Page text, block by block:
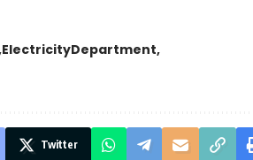
ElectricityDepartment
Twitter